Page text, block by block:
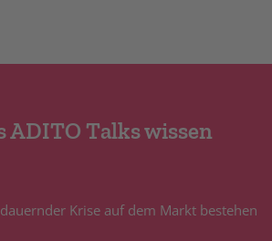
ADITO Talks wissen
Krise auf dem Markt bestehen